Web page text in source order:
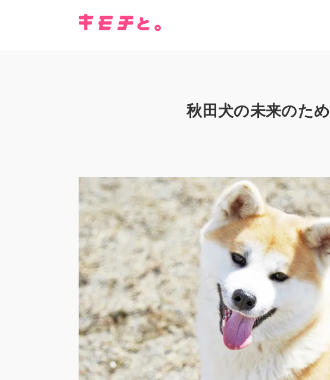
秋田犬の未来のた